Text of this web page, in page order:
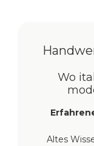
Wo
Altes